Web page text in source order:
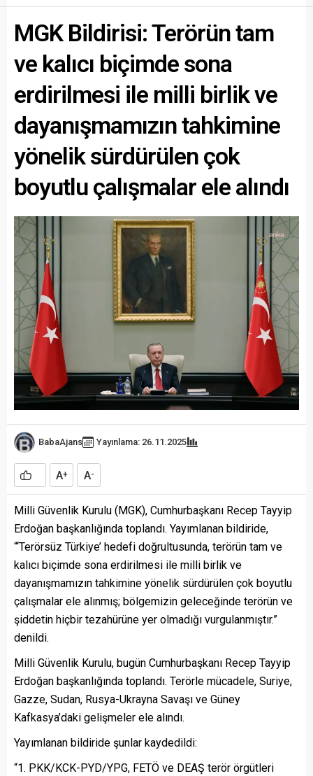
MGK Bildirisi: Terörün tam
ve kalıcı biçimde sona
erdirilmesi ile milli birlik ve
dayanışmamızın tahkimine
yönelik sürdürülen çok
boyutlu çalışmalar ele alındı
BabaAjans Yayınlama: 26.11.2025
A+ A-
Milli Güvenlik Kurulu (MGK), Cumhurbaşkanı Recep Tayyip
Erdoğan başkanlığında toplandı. Yayımlanan bildiride,
“‘Terörsüz Türkiye’ hedefi doğrultusunda, terörün tam ve
kalıcı biçimde sona erdirilmesi ile milli birlik ve
dayanışmamızın tahkimine yönelik sürdürülen çok boyutlu
çalışmalar ele alınmış; bölgemizin geleceğinde terörün ve
şiddetin hiçbir tezahürüne yer olmadığı vurgulanmıştır.”
denildi.
Milli Güvenlik Kurulu, bugün Cumhurbaşkanı Recep Tayyip
Erdoğan başkanlığında toplandı. Terörle mücadele, Suriye,
Gazze, Sudan, Rusya-Ukrayna Savaşı ve Güney
Kafkasya’daki gelişmeler ele alındı.
Yayımlanan bildiride şunlar kaydedildi:
“1. PKK/KCK-PYD/YPG, FETÖ ve DEAŞ terör örgütleri